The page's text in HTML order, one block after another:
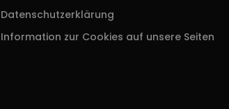
Datenschutzerklärung
Information zur Cookies auf unsere Seiten